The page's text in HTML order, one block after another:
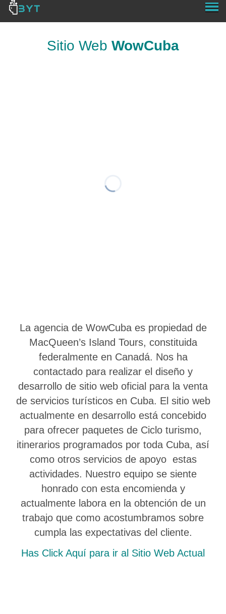
Sitio Web WowCuba
La agencia de WowCuba es propiedad de
MacQueen’s Island Tours, constituida
federalmente en Canadá. Nos ha
contactado para realizar el diseño y
desarrollo de sitio web oficial para la venta
de servicios turísticos en Cuba. El sitio web
actualmente en desarrollo está concebido
para ofrecer paquetes de Ciclo turismo,
itinerarios programados por toda Cuba, así
como otros servicios de apoyo estas
actividades. Nuestro equipo se siente
honrado con esta encomienda y
actualmente labora en la obtención de un
trabajo que como acostumbramos sobre
cumpla las expectativas del cliente.
Has Click Aquí para ir al Sitio Web Actual